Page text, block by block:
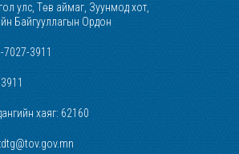
улс, Төв аймаг, Зуунмод хот,
Байгууллагын Ордон
7027-3911
хаяг: 62160